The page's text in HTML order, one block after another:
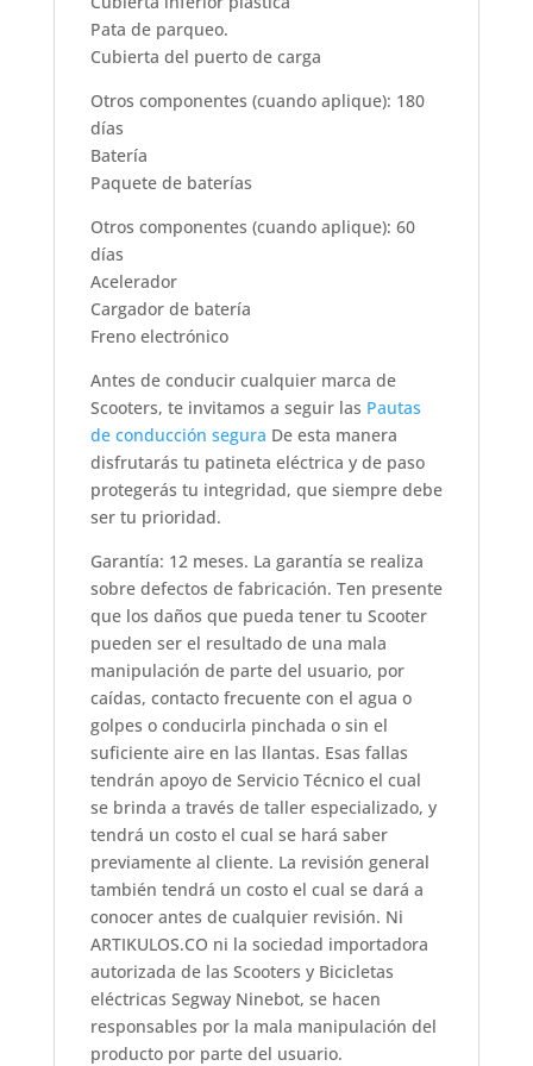
Pata de parqueo.
Cubierta del puerto de carga
Otros componentes (cuando aplique): 180
días
Batería
Paquete de baterías
Otros componentes (cuando aplique): 60
días
Acelerador
Cargador de batería
Freno electrónico
Antes de conducir cualquier marca de
Scooters, te invitamos a seguir las Pautas
de conducción segura De esta manera
disfrutarás tu patineta eléctrica y de paso
protegerás tu integridad, que siempre debe
ser tu prioridad.
Garantía: 12 meses. La garantía se realiza
sobre defectos de fabricación. Ten presente
que los daños que pueda tener tu Scooter
pueden ser el resultado de una mala
manipulación de parte del usuario, por
caídas, contacto frecuente con el agua o
golpes o conducirla pinchada o sin el
suficiente aire en las llantas. Esas fallas
tendrán apoyo de Servicio Técnico el cual
se brinda a través de taller especializado, y
tendrá un costo el cual se hará saber
previamente al cliente. La revisión general
también tendrá un costo el cual se dará a
conocer antes de cualquier revisión. Ni
ARTIKULOS.CO ni la sociedad importadora
autorizada de las Scooters y Bicicletas
eléctricas Segway Ninebot, se hacen
responsables por la mala manipulación del
producto por parte del usuario.